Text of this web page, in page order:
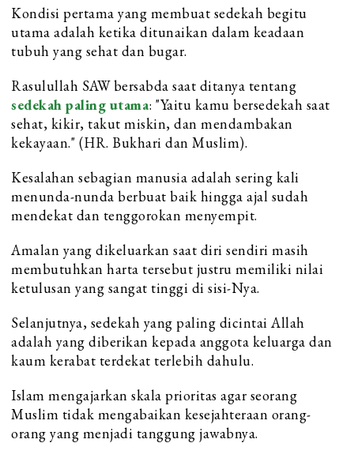
Kondisi pertama yang membuat sedekah begitu
utama adalah ketika ditunaikan dalam keadaan
tubuh yang sehat dan bugar.
Rasulullah SAW bersabda saat ditanya tentang
sedekah paling utama: "Yaitu kamu bersedekah saat
sehat, kikir, takut miskin, dan mendambakan
kekayaan." (HR. Bukhari dan Muslim).
Kesalahan sebagian manusia adalah sering kali
menunda-nunda berbuat baik hingga ajal sudah
mendekat dan tenggorokan menyempit.
Amalan yang dikeluarkan saat diri sendiri masih
membutuhkan harta tersebut justru memiliki nilai
ketulusan yang sangat tinggi di sisi-Nya.
Selanjutnya, sedekah yang paling dicintai Allah
adalah yang diberikan kepada anggota keluarga dan
kaum kerabat terdekat terlebih dahulu.
Islam mengajarkan skala prioritas agar seorang
Muslim tidak mengabaikan kesejahteraan orang-
orang yang menjadi tanggung jawabnya.